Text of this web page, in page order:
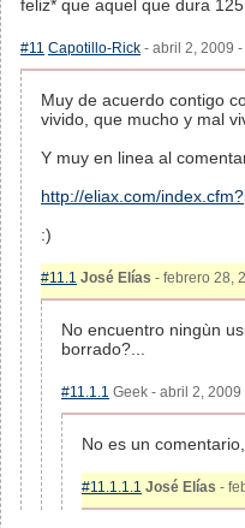
feliz* que aquel que dura
#11 Capotillo-Rick - abril 2, 2009
Muy de acuerdo contigo
vivido, que mucho y mal
Y muy en linea al
http://eliax.com/
:)
#11.1 José Elías - febrero 28,
No encuentro ningùn
borrado?...
#11.1.1 Geek - abril 2,
No es un
#11.1.1.1 José Elías -